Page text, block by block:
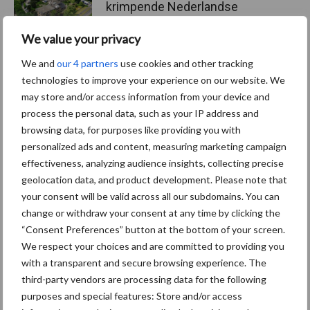
We value your privacy
We and our 4 partners use cookies and other tracking
technologies to improve your experience on our website. We
may store and/or access information from your device and
process the personal data, such as your IP address and
browsing data, for purposes like providing you with
personalized ads and content, measuring marketing campaign
effectiveness, analyzing audience insights, collecting precise
geolocation data, and product development. Please note that
your consent will be valid across all our subdomains. You can
change or withdraw your consent at any time by clicking the
“Consent Preferences” button at the bottom of your screen.
We respect your choices and are committed to providing you
with a transparent and secure browsing experience. The
third-party vendors are processing data for the following
purposes and special features: Store and/or access
krimpende Nederlandse
Themapagina's
Diergezondheid Bemesting Fokkerij
Bedrijfsnieuws
Ligbox &
Voerhekken
Toon meer